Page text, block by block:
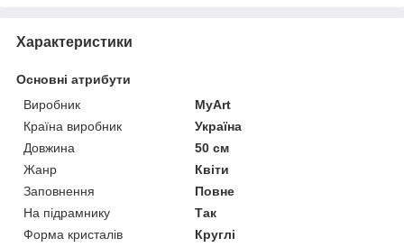
Характеристики
Основні атрибути
Виробник
MyArt
Країна виробник
Україна
Довжина
50 см
Жанр
Квіти
Заповнення
Повне
На підрамнику
Так
Форма кристалів
Круглі